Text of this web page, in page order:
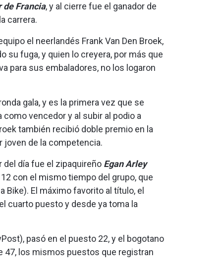
de Francia, y al cierre fue el ganador de
carrera.
el neerlandés Frank Van Den Broek,
su fuga, y quien lo creyera, por más que
para sus embaladores, no los logaron
gala, y es la primera vez que se
vencedor y al subir al podio a
también recibió doble premio en la
joven de la competencia.
día fue el zipaquireño Egan Arley
con el mismo tiempo del grupo, que
Bike). El máximo favorito al título, el
cuarto puesto y desde ya toma la
pasó en el puesto 22, y el bogotano
47, los mismos puestos que registran